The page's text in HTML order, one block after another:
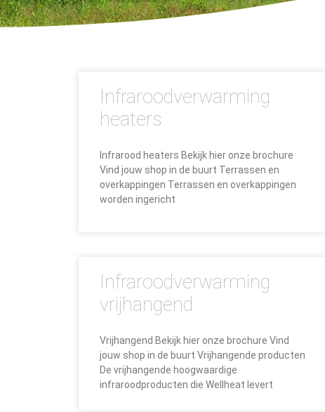
Infraroodverwarming
heaters
Infrarood heaters Bekijk hier onze brochure
Vind jouw shop in de buurt Terrassen en
overkappingen Terrassen en overkappingen
worden ingericht
Infraroodverwarming
vrijhangend
Vrijhangend Bekijk hier onze brochure Vind
jouw shop in de buurt Vrijhangende producten
De vrijhangende hoogwaardige
infraroodproducten die Wellheat levert